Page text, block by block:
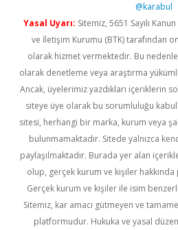
@karabul
Yasal Uyarı: Sitemiz, 5651 Sayılı
ve İletişim Kurumu (BTK) tarafından
olarak hizmet vermektedir. Bu
olarak denetleme veya araştırma
Ancak, üyelerimiz yazdıkları içeriklerin
siteye üye olarak bu sorumluluğu
sitesi, herhangi bir marka, kurum veya
bulunmamaktadır. Sitede yalnızca
paylaşılmaktadır. Burada yer alan
olup, gerçek kurum ve kişiler hakkında
Gerçek kurum ve kişiler ile isim
Sitemiz, kar amacı gütmeyen ve
platformudur. Hukuka ve yasal